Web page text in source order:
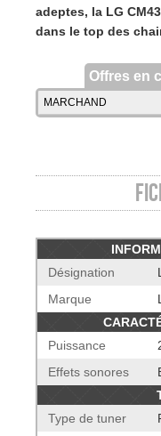
adeptes, la LG
dans le top des
Offres en
MARCHAND
Désignation
Marque
Puissance
Effets sonores
Type de tuner